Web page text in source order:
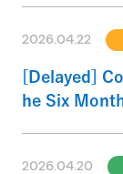
2026.04.22
[Delayed]
he Six
2026.04.20